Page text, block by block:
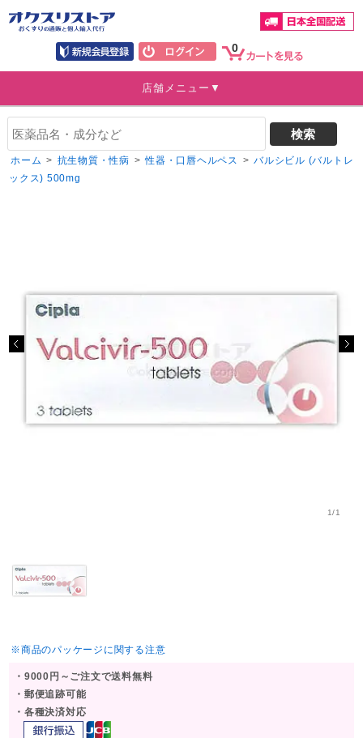
0
店舗メニュー▼
ホーム > 抗生物質・性病 > 性器・口唇ヘルペス > バルシビル (バルトレ
ックス) 500mg
1/1
※商品のパッケージに関する注意
・9000円～ご注文で送料無料
・郵便追跡可能
・各種決済対応